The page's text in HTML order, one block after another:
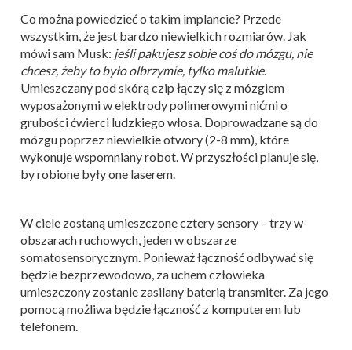
Co można powiedzieć o takim implancie? Przede
wszystkim, że jest bardzo niewielkich rozmiarów. Jak
mówi sam Musk: jeśli pakujesz sobie coś do mózgu, nie
chcesz, żeby to było olbrzymie, tylko malutkie.
Umieszczany pod skórą czip łączy się z mózgiem
wyposażonymi w elektrody polimerowymi nićmi o
grubości ćwierci ludzkiego włosa. Doprowadzane są do
mózgu poprzez niewielkie otwory (2-8 mm), które
wykonuje wspomniany robot. W przyszłości planuje się,
by robione były one laserem.
W ciele zostaną umieszczone cztery sensory – trzy w
obszarach ruchowych, jeden w obszarze
somatosensorycznym. Ponieważ łączność odbywać się
będzie bezprzewodowo, za uchem człowieka
umieszczony zostanie zasilany baterią transmiter. Za jego
pomocą możliwa będzie łączność z komputerem lub
telefonem.